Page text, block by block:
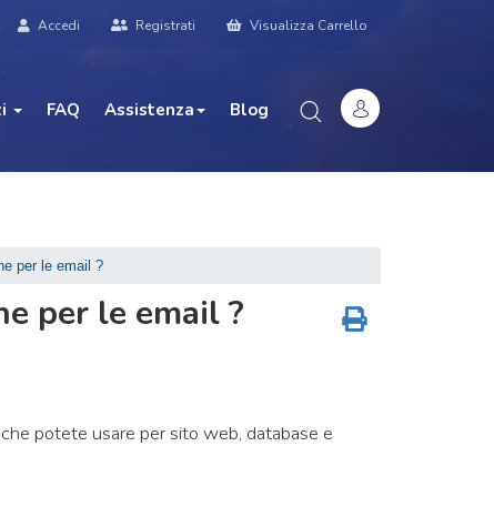
Accedi Registrati Visualizza Carrello
FAQ Assistenza Blog
per le email ?
per le email ?
potete usare per sito web, database e